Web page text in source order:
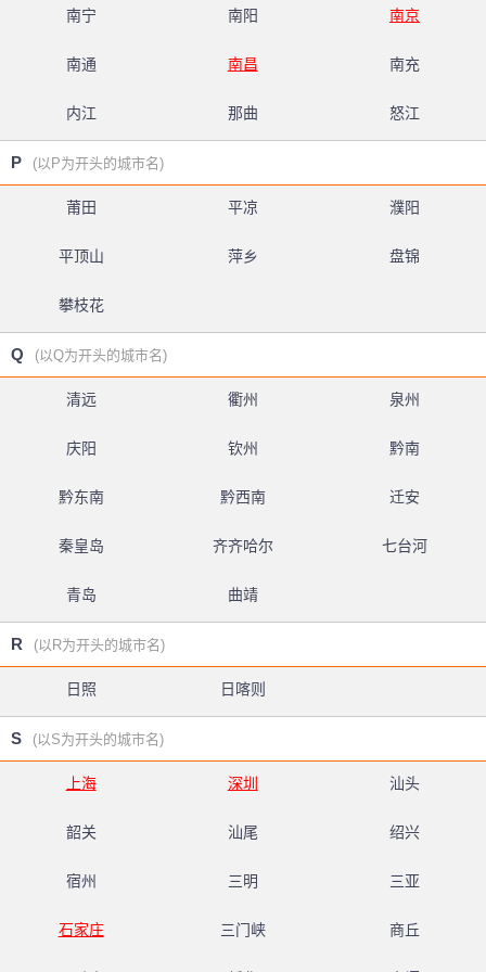
南宁 南阳 南京
南通 南昌 南充
内江 那曲 怒江
P (以P为开头的城市名)
莆田 平凉 濮阳
平顶山 萍乡 盘锦
攀枝花
Q (以Q为开头的城市名)
清远 衢州 泉州
庆阳 钦州 黔南
黔东南 黔西南 迁安
秦皇岛 齐齐哈尔 七台河
青岛 曲靖
R (以R为开头的城市名)
日照 日喀则
S (以S为开头的城市名)
上海 深圳 汕头
韶关 汕尾 绍兴
宿州 三明 三亚
石家庄 三门峡 商丘